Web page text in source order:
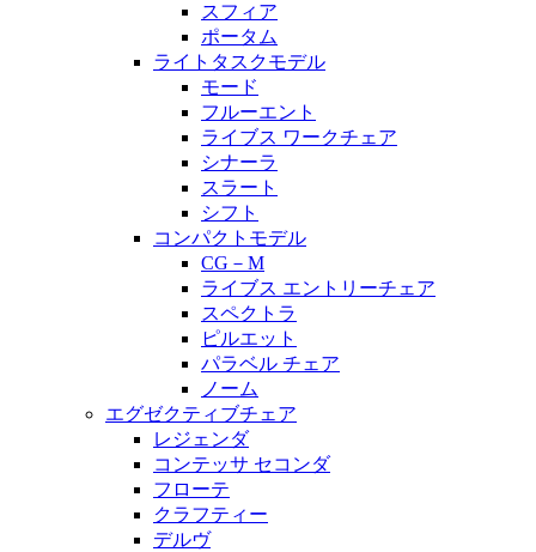
スフィア
ポータム
ライトタスクモデル
モード
フルーエント
ライブス ワークチェア
シナーラ
スラート
シフト
コンパクトモデル
CG－M
ライブス エントリーチェア
スペクトラ
ピルエット
パラベル チェア
ノーム
エグゼクティブチェア
レジェンダ
コンテッサ セコンダ
フローテ
クラフティー
デルヴ